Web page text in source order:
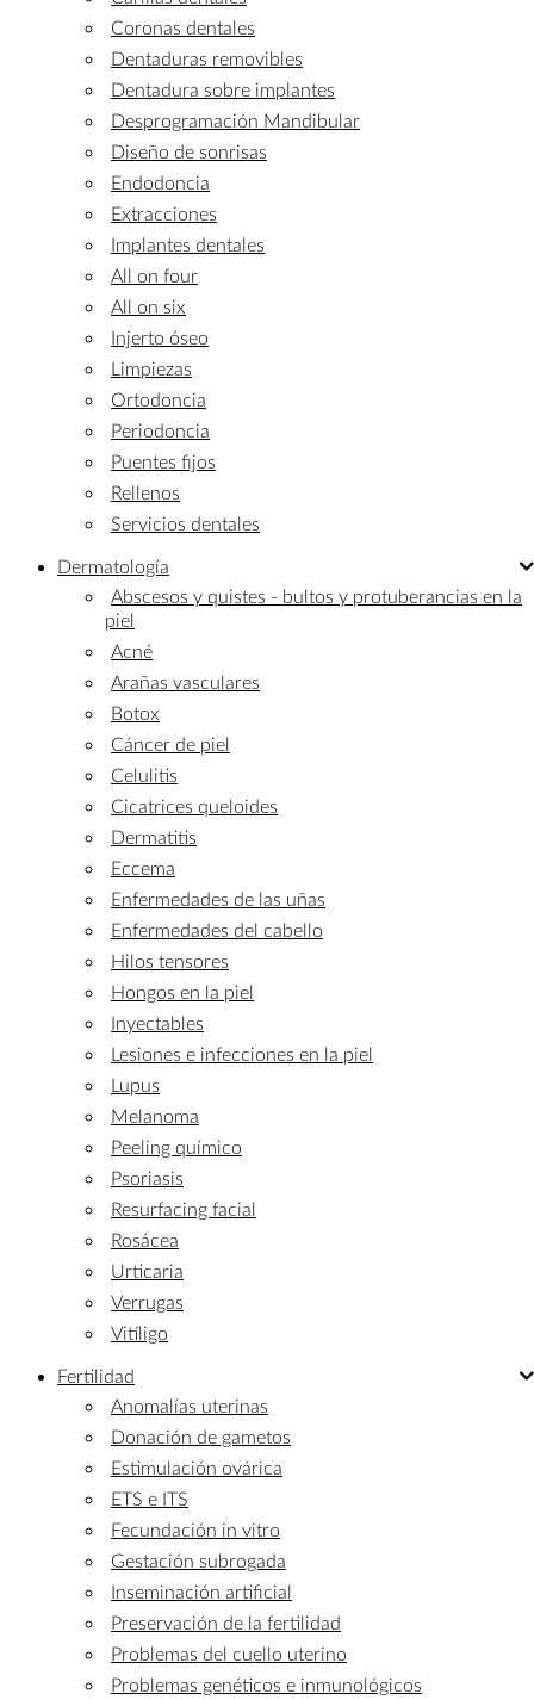
Coronas dentales
Dentaduras removibles
Dentadura sobre implantes
Desprogramación Mandibular
Diseño de sonrisas
Endodoncia
Extracciones
Implantes dentales
All on four
All on six
Injerto óseo
Limpiezas
Ortodoncia
Periodoncia
Puentes fijos
Rellenos
Servicios dentales
Dermatología
Abscesos y quistes - bultos y protuberancias en la
piel
Acné
Arañas vasculares
Botox
Cáncer de piel
Celulitis
Cicatrices queloides
Dermatitis
Eccema
Enfermedades de las uñas
Enfermedades del cabello
Hilos tensores
Hongos en la piel
Inyectables
Lesiones e infecciones en la piel
Lupus
Melanoma
Peeling químico
Psoriasis
Resurfacing facial
Rosácea
Urticaria
Verrugas
Vitíligo
Fertilidad
Anomalías uterinas
Donación de gametos
Estimulación ovárica
ETS e ITS
Fecundación in vitro
Gestación subrogada
Inseminación artificial
Preservación de la fertilidad
Problemas del cuello uterino
Problemas genéticos e inmunológicos